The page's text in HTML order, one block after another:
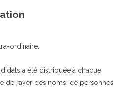
ordinaire.
a été distribuée à chaque
de rayer des noms, de personnes